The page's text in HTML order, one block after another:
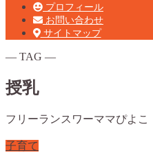
プロフィール
お問い合わせ
サイトマップ
― TAG ―
授乳
フリーランスワーママぴよこ
子育て